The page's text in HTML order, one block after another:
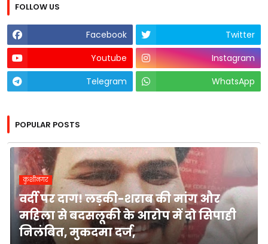
FOLLOW US
Facebook
Twitter
Youtube
Instagram
Telegram
WhatsApp
POPULAR POSTS
कुशीनगर
वर्दी पर दाग! लड़की-शराब की मांग और
महिला से बदसलूकी के आरोप में दो सिपाही
निलंबित, मुकदमा दर्ज,